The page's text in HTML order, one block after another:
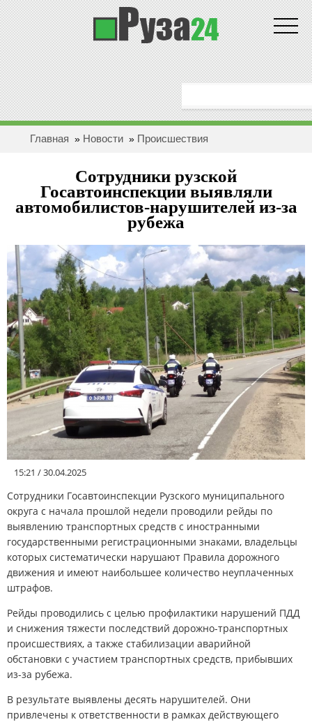
Новости
ЗДОРОВЬЕ
ПОЛИТИКА
ЭКОНОМИКА
БЕЗОПАСНОСТЬ
ПРОИCШЕСТВИЯ
АФИША
КУЛЬТУРА
СПОРТ
Меню
РЕКЛАМОДАТЕЛЯМ
КОНТАКТЫ
Главная » Новости » Проиcшествия
Сотрудники рузской
Госавтоинспекции выявляли
автомобилистов-нарушителей из-за
рубежа
15:21 / 30.04.2025
Сотрудники Госавтоинспекции Рузского муниципального
округа с начала прошлой недели проводили рейды по
выявлению транспортных средств с иностранными
государственными регистрационными знаками, владельцы
которых систематически нарушают Правила дорожного
движения и имеют наибольшее количество неуплаченных
штрафов.
Рейды проводились с целью профилактики нарушений ПДД
и снижения тяжести последствий дорожно-транспортных
происшествиях, а также стабилизации аварийной
обстановки с участием транспортных средств, прибывших
из-за рубежа.
В результате выявлены десять нарушителей. Они
привлечены к ответственности в рамках действующего